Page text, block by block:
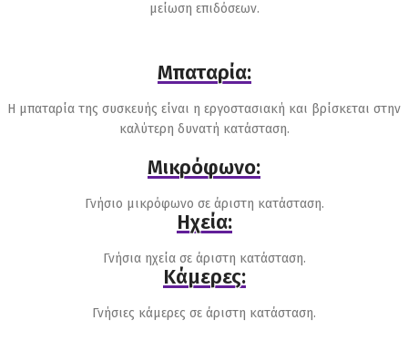
μείωση επιδόσεων.
Μπαταρία:
Η μπαταρία της συσκευής είναι η εργοστασιακή και βρίσκεται στην
καλύτερη δυνατή κατάσταση.
Μικρόφωνο:
Γνήσιο μικρόφωνο σε άριστη κατάσταση.
Ηχεία:
Γνήσια ηχεία σε άριστη κατάσταση.
Κάμερες:
Γνήσιες κάμερες σε άριστη κατάσταση.